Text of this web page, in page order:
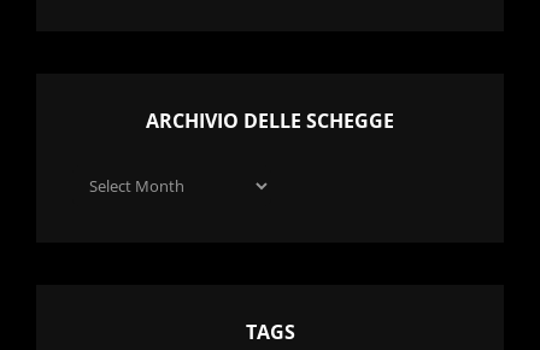
ARCHIVIO DELLE SCHEGGE
Archivio
TAGS